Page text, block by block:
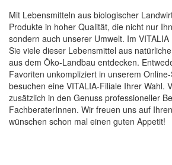
Mit Lebensmitteln aus biologischer
Produkte in hoher Qualität, die nicht nur
sondern auch unserer Umwelt. Im
Sie viele dieser Lebensmittel aus
aus dem Öko-Landbau entdecken.
Favoriten unkompliziert in unserem
besuchen eine VITALIA-Filiale Ihrer Wahl.
zusätzlich in den Genuss professioneller
FachberaterInnen. Wir freuen uns auf
wünschen schon mal einen guten Appetit!